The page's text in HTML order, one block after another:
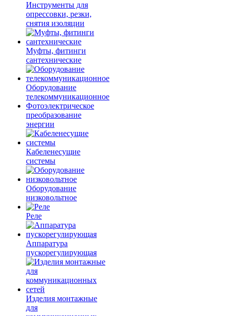
Инструменты для
опрессовки, резки,
снятия изоляции
Муфты, фитинги
сантехнические
Оборудование
телекоммуникационное
Фотоэлектрическое
преобразование
энергии
Кабеленесущие
системы
Оборудование
низковольтное
Реле
Аппаратура
пускорегулирующая
Изделия монтажные
для